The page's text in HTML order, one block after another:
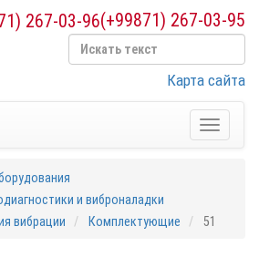
(+99871) 267-03-95
267-03-96
Карта сайта
Toggle
и виброналадки
вибрации
Комплектующие 51